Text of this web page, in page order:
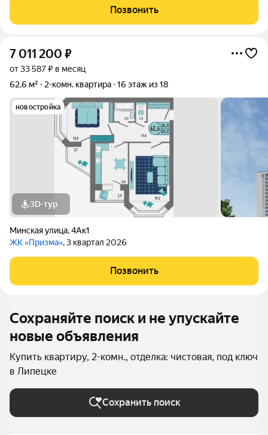
санузел, лоджия. Квартира продается полностью с мебелью и
техникой. Ремонт делали для
Позвонить
7 011 200 ₽
от 33 587 ₽ в месяц
62,6 м²
2-комн. квартира 16 этаж из 18
новостройка
3D-тур
Минская улица,4Ак1
ЖК «Призма», 3 квартал 2026
Позвонить
Сохраняйте поиск и не упускайте
новые объявления
Купить квартиру, 2-комн., отделка: чистовая, под ключ
в Липецке
Сохранить поиск